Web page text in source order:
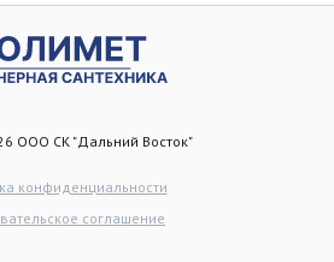
ООО СК "Дальний Восток"
конфиденциальности
соглашение